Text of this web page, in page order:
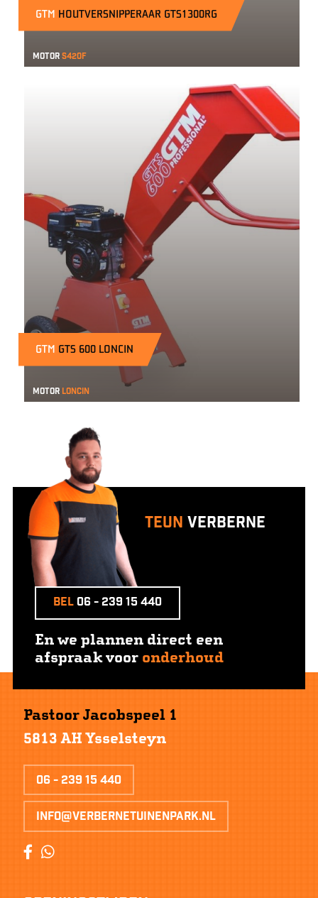
GTM HOUTVERSNIPPERAAR GTS1300RG
MotorS420F
GTM GTS 600 LONCIN
MotorLoncin
Teun Verberne
Bel06 - 239 15 440
En we plannen direct een
afspraak voor onderhoud
Pastoor Jacobspeel 1
5813 AH Ysselsteyn
06 - 239 15 440
info@verbernetuinenpark.nl